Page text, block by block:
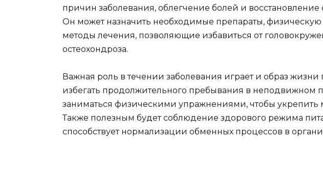
причин заболевания, облегчение болей и
Он может назначить необходимые препараты,
методы лечения, позволяющие избавиться от
остеохондроза.
Важная роль в течении заболевания играет и образ
избегать продолжительного пребывания в неподвижном
заниматься физическими упражнениями, чтобы
Также полезным будет соблюдение здорового режима
способствует нормализации обменных процессов в